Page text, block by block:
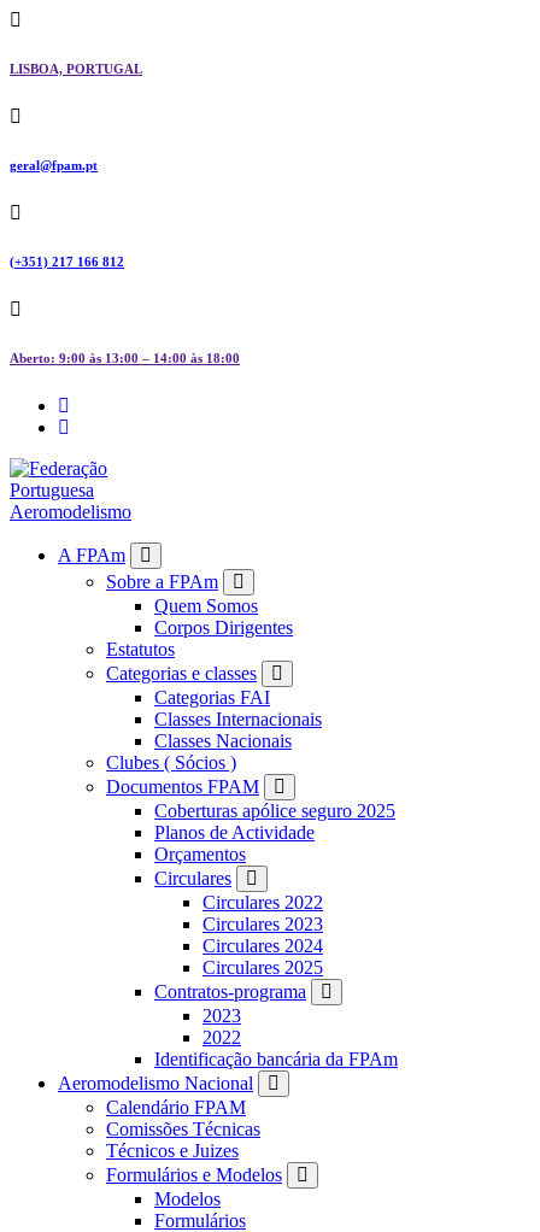
Skip
content
LISBOA, PORTUGAL
geral@fpam.pt
(+351) 217 166 812
Aberto: 9:00 às 13:00 – 14:00 às 18:00
FPAMA FPAm
Sobre a FPAm
Quem Somos
Corpos Dirigentes
Estatutos
Categorias e classes
Categorias FAI
Classes Internacionais
Classes Nacionais
Clubes ( Sócios )
Documentos FPAM
Coberturas apólice seguro 2025
Planos de Actividade
Orçamentos
Circulares
Circulares 2022
Circulares 2023
Circulares 2024
Circulares 2025
Contratos-programa
2023
2022
Identificação bancária da FPAm
Aeromodelismo Nacional
Calendário FPAM
Comissões Técnicas
Técnicos e Juizes
Formulários e Modelos
Modelos
Formulários